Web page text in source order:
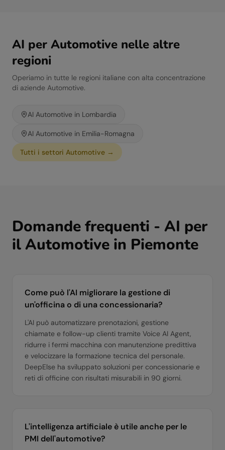
AI per Automotive nelle altre
regioni
Operiamo in tutte le regioni italiane con alta concentrazione
di aziende Automotive.
AI Automotive in Lombardia
AI Automotive in Emilia-Romagna
Tutti i settori Automotive →
Domande frequenti - AI per
ilAutomotive in Piemonte
Come può l'AI migliorare la gestione di
un'officina o di una concessionaria?
L'AI può automatizzare prenotazioni, gestione
chiamate e follow-up clienti tramite Voice AI Agent,
ridurre i fermi macchina con manutenzione predittiva
e velocizzare la formazione tecnica del personale.
DeepElse ha sviluppato soluzioni per concessionarie e
reti di officine con risultati misurabili in 90 giorni.
L'intelligenza artificiale è utile anche per le
PMI dell'automotive?